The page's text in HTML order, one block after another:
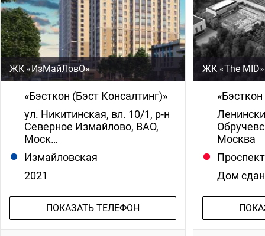
ЖК «ИзМайЛовО»
«Бэсткон (Бэст Консалтинг)»
ул. Никитинская, вл. 10/1, р-н
Северное Измайлово, ВАО,
Моск…
Измайловская
2021
ПОКАЗАТЬ ТЕЛЕФОН
ЖК «The
Москва
Дом сдан